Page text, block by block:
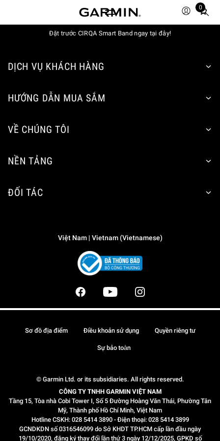
0
Total
items
Đặt trước CIRQA Smart Band ngay tại đây!
DỊCH VỤ KHÁCH HÀNG
HƯỚNG DẪN MUA SẮM
VỀ CHÚNG TÔI
NỀN TẢNG
ĐỐI TÁC
Việt Nam | Vietnam (Vietnamese)
© Garmin Ltd. or its subsidiaries. All rights reserved.
CÔNG TY TNHH GARMIN VIỆT NAM
Tầng 15, Tòa nhà Cobi Tower I, Số 5 Đường Hoàng Văn Thái, Phường Tân
Mỹ, Thành phố Hồ Chí Minh, Việt Nam
Hotline CSKH: 028 5414 3890 - Điện thoại: 028 5414 3899
GCNDKDN số 0316546099 do Sở KHDT TP.HCM cấp lần đầu ngày
19/10/2020, đăng ký thay đổi lần thứ 3 ngày 12/12/2025, GPKD số
Sơ đồ địa điểm Điều khoản sử dụng Quyền riêng tư
Sự bảo toàn